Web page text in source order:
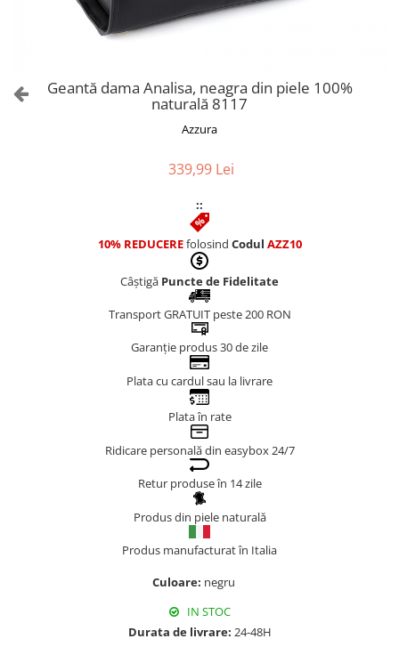
Genți AlbeGeantă dama Analisa, neagra din piele 100%
naturală 8117
Azzura
339,99 Lei
::
10% REDUCEREfolosind Codul AZZ10
Câștigă Puncte de Fidelitate
Transport GRATUIT peste 200 RON
Garanție produs 30 de zile
Plata cu cardul sau la livrare
Plata în rate
Ridicare personală din easybox 24/7
Retur produse în 14 zile
Produs din piele naturală
Produs manufacturat în Italia
Culoare: negru
IN STOC
Durata de livrare: 24-48H